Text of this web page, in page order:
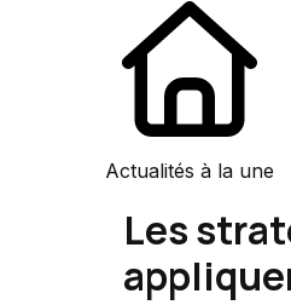
Actualités à la une
Les